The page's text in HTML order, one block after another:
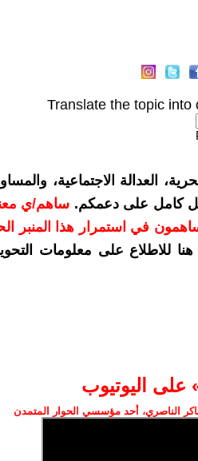
Translate the topic into
العدالة الاجتماعية،
كامل على دعمكم. ساهم/ي
تساهمون في استمرار هذا المنبر
هنا للاطلاع على معلومات
على اليوتيوب
الناصري، أحد مؤسسي الحوار المتمدن